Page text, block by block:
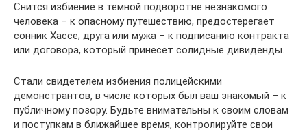
Снится избиение в темной подворотне незнакомого
человека – к опасному путешествию, предостерегает
сонник Хассе; друга или мужа – к подписанию контракта
или договора, который принесет солидные дивиденды.
Стали свидетелем избиения полицейскими
демонстрантов, в числе которых был ваш знакомый – к
публичному позору. Будьте внимательны к своим словам
и поступкам в ближайшее время, контролируйте свои